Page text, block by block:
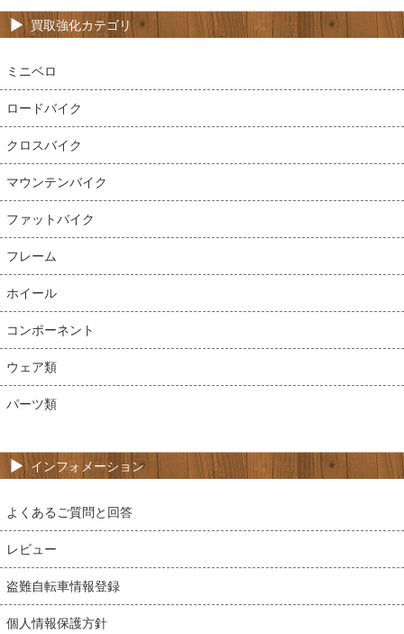
買取強化カテゴリ
ミニベロ
ロードバイク
クロスバイク
マウンテンバイク
ファットバイク
フレーム
ホイール
コンポーネント
ウェア類
パーツ類
インフォメーション
よくあるご質問と回答
レビュー
盗難自転車情報登録
個人情報保護方針